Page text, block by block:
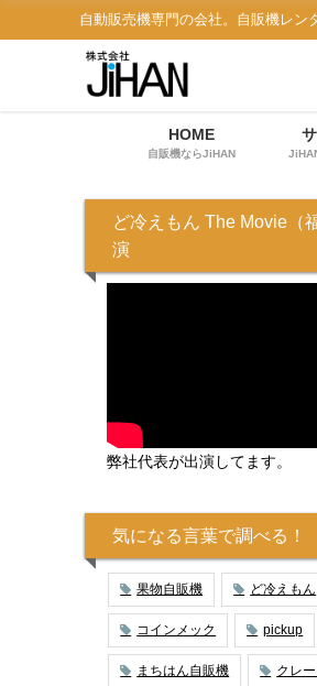
自動販売機専門の会社。自販機レン
HOME
自販機ならJiHAN
ど冷えもん The Movie（
演
弊社代表が出演してます。
気になる言葉で調べる！
果物自販機 ど冷えもん
コインメック pickup
まちはん自販機 クレ